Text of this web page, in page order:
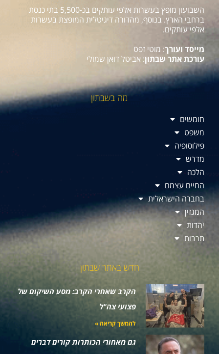
השבועון מופץ בעשרות אלפי עותקים בכ-5,500 בתי כנסת
ברחבי הארץ. בנוסף, מהדורה דיגיטלית המופצת בעשרות
אלפי עותקים.
מייסד ועורך: מוטי זפט
עורכת אתר שבתון: אביטל דואן שמולי
מה בשבתון
חומשים
משפט
פילוסופיה
מדרש
הלכה
החיים עצמם
בחברה הישראלית
המגזין
יהדות
תרבות
חדש באתר שבתון
הקרב שאחרי הקרב: מסע השיקום של
פצועי צה"ל
להמשך קריאה »
גם מאחורי הכותרות קורים דברים